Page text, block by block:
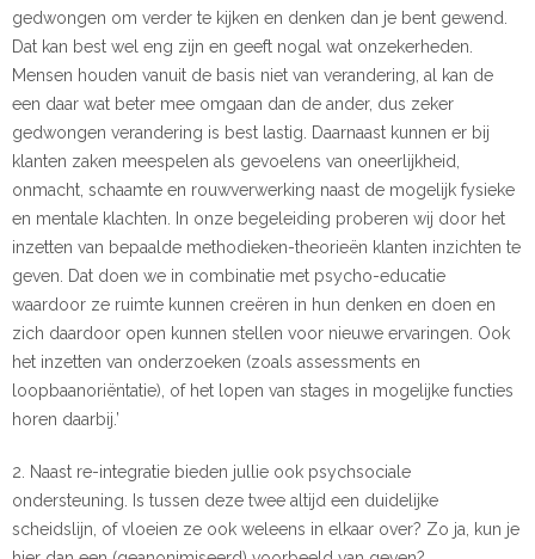
gedwongen om verder te kijken en denken dan je bent gewend.
Dat kan best wel eng zijn en geeft nogal wat onzekerheden.
Mensen houden vanuit de basis niet van verandering, al kan de
een daar wat beter mee omgaan dan de ander, dus zeker
gedwongen verandering is best lastig. Daarnaast kunnen er bij
klanten zaken meespelen als gevoelens van oneerlijkheid,
onmacht, schaamte en rouwverwerking naast de mogelijk fysieke
en mentale klachten. In onze begeleiding proberen wij door het
inzetten van bepaalde methodieken-theorieën klanten inzichten te
geven. Dat doen we in combinatie met psycho-educatie
waardoor ze ruimte kunnen creëren in hun denken en doen en
zich daardoor open kunnen stellen voor nieuwe ervaringen. Ook
het inzetten van onderzoeken (zoals assessments en
loopbaanoriëntatie), of het lopen van stages in mogelijke functies
horen daarbij.’
2. Naast re-integratie bieden jullie ook psychsociale
ondersteuning. Is tussen deze twee altijd een duidelijke
scheidslijn, of vloeien ze ook weleens in elkaar over? Zo ja, kun je